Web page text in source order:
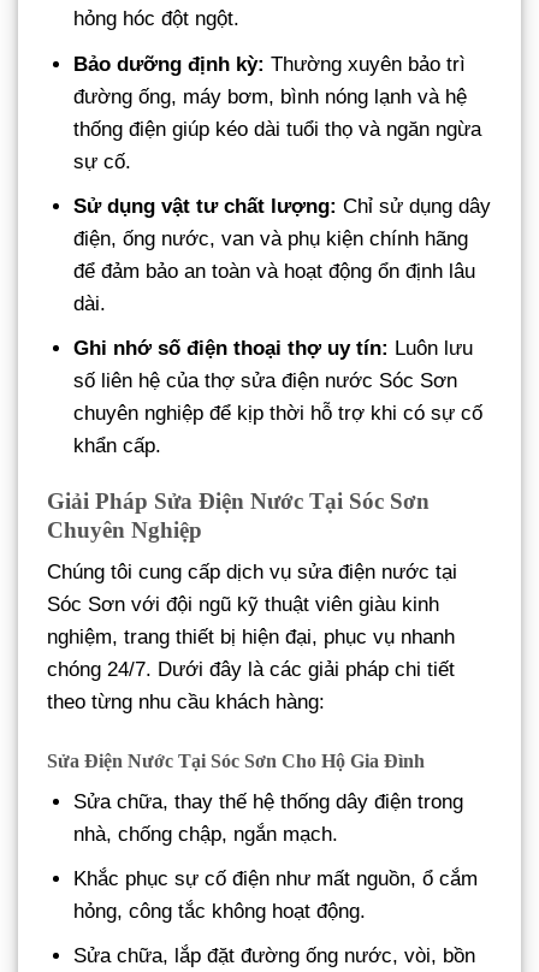
hỏng hóc đột ngột.
Bảo dưỡng định kỳ: Thường xuyên bảo trì
đường ống, máy bơm, bình nóng lạnh và hệ
thống điện giúp kéo dài tuổi thọ và ngăn ngừa
sự cố.
Sử dụng vật tư chất lượng: Chỉ sử dụng dây
điện, ống nước, van và phụ kiện chính hãng
để đảm bảo an toàn và hoạt động ổn định lâu
dài.
Ghi nhớ số điện thoại thợ uy tín: Luôn lưu
số liên hệ của thợ sửa điện nước Sóc Sơn
chuyên nghiệp để kịp thời hỗ trợ khi có sự cố
khẩn cấp.
Giải Pháp Sửa Điện Nước Tại Sóc Sơn
Chuyên Nghiệp
Chúng tôi cung cấp dịch vụ sửa điện nước tại
Sóc Sơn với đội ngũ kỹ thuật viên giàu kinh
nghiệm, trang thiết bị hiện đại, phục vụ nhanh
chóng 24/7. Dưới đây là các giải pháp chi tiết
theo từng nhu cầu khách hàng:
Sửa Điện Nước Tại Sóc Sơn Cho Hộ Gia Đình
Sửa chữa, thay thế hệ thống dây điện trong
nhà, chống chập, ngắn mạch.
Khắc phục sự cố điện như mất nguồn, ổ cắm
hỏng, công tắc không hoạt động.
Sửa chữa, lắp đặt đường ống nước, vòi, bồn